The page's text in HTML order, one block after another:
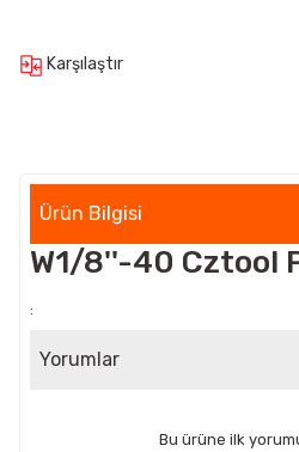
Karşılaştır
Ürün Bilgisi
W1/8''-40 Cztool
:
Yorumlar
Bu ürüne ilk